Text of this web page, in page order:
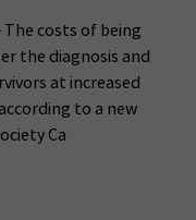
The costs of being
the diagnosis and
at increased
to a new
Ca